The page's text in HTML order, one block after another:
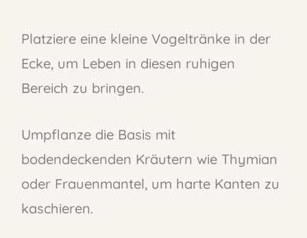
Platziere eine kleine Vogeltränke in der
Ecke, um Leben in diesen ruhigen
Bereich zu bringen.
Umpflanze die Basis mit
bodendeckenden Kräutern wie Thymian
oder Frauenmantel, um harte Kanten zu
kaschieren.